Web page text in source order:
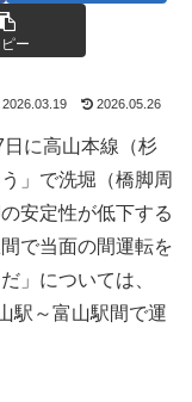
ー
2026.03.19 2026.05.26
に高山本線（杉
」で洗堀（橋脚周
安定性が低下する
で当面の間運転を
」については、
駅～富山駅間で運